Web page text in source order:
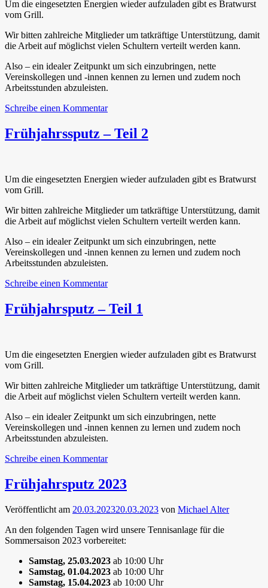
Um die eingesetzten Energien wieder aufzuladen gibt es Bratwurst
vom Grill.
Wir bitten zahlreiche Mitglieder um tatkräftige Unterstützung, damit
die Arbeit auf möglichst vielen Schultern verteilt werden kann.
Also – ein idealer Zeitpunkt um sich einzubringen, nette
Vereinskollegen und -innen kennen zu lernen und zudem noch
Arbeitsstunden abzuleisten.
Schreibe einen Kommentarzu
Teil
Frühjahrssputz – Teil 2
Um die eingesetzten Energien wieder aufzuladen gibt es Bratwurst
vom Grill.
Wir bitten zahlreiche Mitglieder um tatkräftige Unterstützung, damit
die Arbeit auf möglichst vielen Schultern verteilt werden kann.
Also – ein idealer Zeitpunkt um sich einzubringen, nette
Vereinskollegen und -innen kennen zu lernen und zudem noch
Arbeitsstunden abzuleisten.
Schreibe einen Kommentarzu
–
Teil
Frühjahrsputz – Teil 1
Um die eingesetzten Energien wieder aufzuladen gibt es Bratwurst
vom Grill.
Wir bitten zahlreiche Mitglieder um tatkräftige Unterstützung, damit
die Arbeit auf möglichst vielen Schultern verteilt werden kann.
Also – ein idealer Zeitpunkt um sich einzubringen, nette
Vereinskollegen und -innen kennen zu lernen und zudem noch
Arbeitsstunden abzuleisten.
Schreibe einen Kommentarzu
–
Teil
Frühjahrsputz 2023
Veröffentlicht am 20.03.202320.03.2023 von Michael Alter
An den folgenden Tagen wird unsere Tennisanlage für die
Sommersaison 2023 vorbereitet:
Samstag, 25.03.2023 ab 10:00 Uhr
Samstag, 01.04.2023 ab 10:00 Uhr
Samstag, 15.04.2023 ab 10:00 Uhr